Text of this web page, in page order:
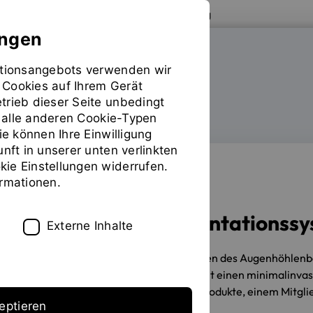
Zur Website der OTH Regensburg
FAKULTÄT MASCHINENBAU
Sie
befinden
sich
auf
der
"Detailansicht"
Labore
INNOVATION
Innovatives
Bisher werden Frakturen des
Implantationsverfahren ermöglicht einen
Promotion am Labor für Medizinprodukte, einem
verwenden wir
auf Ihrem Gerät
dieser Seite unbedingt
anderen Cookie-Typen
können Ihre Einwilligung
in unserer unten verlinkten
Einstellungen widerrufen.
Externe Inhalte